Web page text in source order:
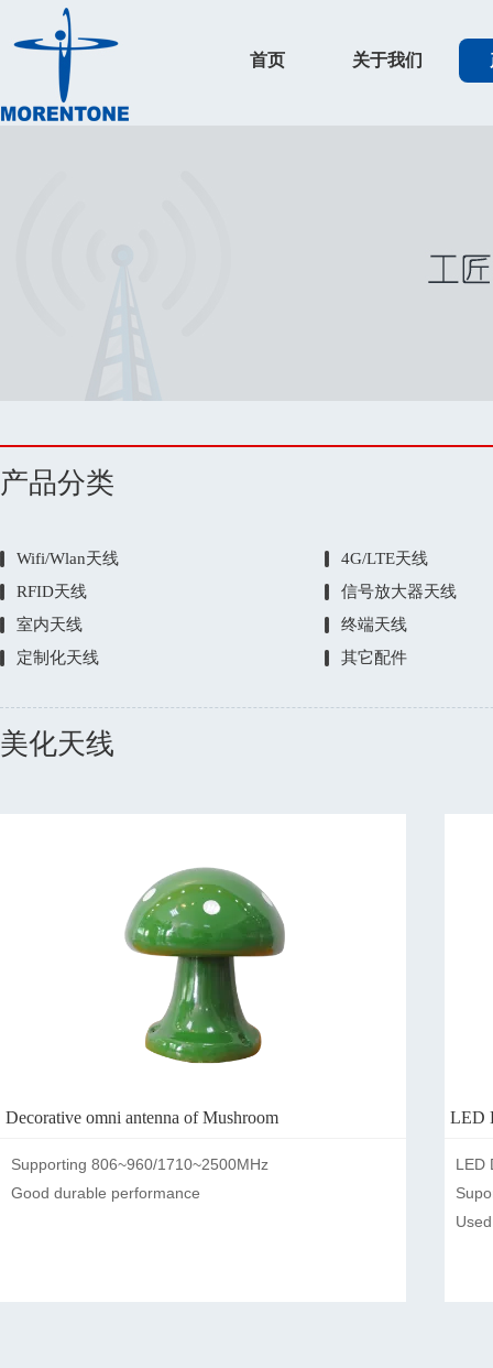
首页 关于我们
产品分类
Wifi/Wlan天线
4G/LTE天线
RFID天线
信号放大器天线
室内天线
终端天线
定制化天线
其它配件
美化天线
Decorative omni antenna of Mushroom
Supporting 806~960/1710~2500MHz
Good durable performance
LED
LED